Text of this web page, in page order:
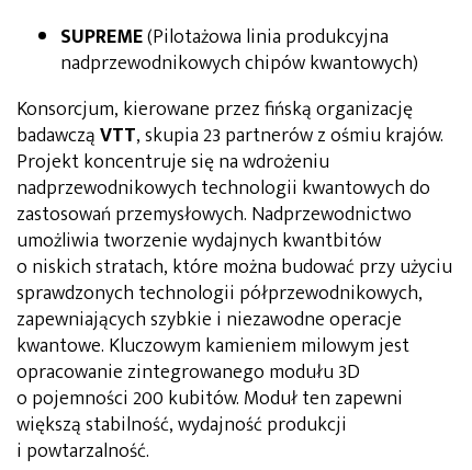
SUPREME(Pilotażowa linia produkcyjna
nadprzewodnikowych chipów kwantowych)
Konsorcjum, kierowane przez fińską organizację
badawcząVTT, skupia 23 partnerów z ośmiu krajów.
Projekt koncentruje się na wdrożeniu
nadprzewodnikowych technologii kwantowych do
zastosowań przemysłowych. Nadprzewodnictwo
umożliwia tworzenie wydajnych kwantbitów
o niskich stratach, które można budować przy użyciu
sprawdzonych technologii półprzewodnikowych,
zapewniających szybkie i niezawodne operacje
kwantowe. Kluczowym kamieniem milowym jest
opracowanie zintegrowanego modułu 3D
o pojemności 200 kubitów. Moduł ten zapewni
większą stabilność, wydajność produkcji
i powtarzalność.